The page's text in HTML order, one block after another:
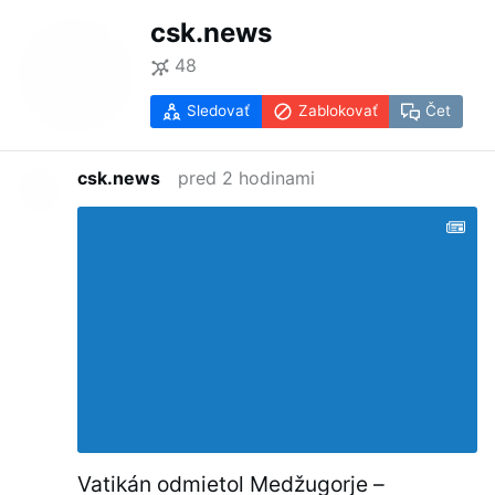
csk.news
48
Sledovať Zablokovať Čet
csk.news pred 2 hodinami
Vatikán odmietol Medžugorje –